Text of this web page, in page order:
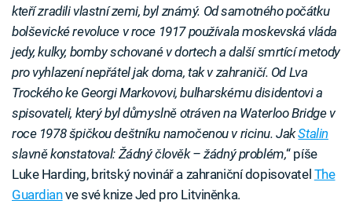
kteří zradili vlastní zemi, byl známý. Od samotného počátku
bolševické revoluce v roce 1917 používala moskevská vláda
jedy, kulky, bomby schované v dortech a další smrtící metody
pro vyhlazení nepřátel jak doma, tak v zahraničí. Od Lva
Trockého ke Georgi Markovovi, bulharskému disidentovi a
spisovateli, který byl důmyslně otráven na Waterloo Bridge v
roce 1978 špičkou deštníku namočenou v ricinu. JakStalin
slavně konstatoval: Žádný člověk – žádný problém,“ píše
Luke Harding, britský novinář a zahraniční dopisovatel The
Guardianve své knize Jed pro Litviněnka.